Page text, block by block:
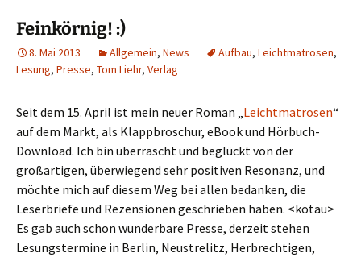
Feinkörnig! :)
8. Mai 2013 Allgemein, News Aufbau, Leichtmatrosen,
Lesung, Presse, Tom Liehr, Verlag
Seit dem 15. April ist mein neuer Roman „ Leichtmatrosen“
auf dem Markt, als Klappbroschur, eBook und Hörbuch-
Download. Ich bin überrascht und beglückt von der
großartigen, überwiegend sehr positiven Resonanz, und
möchte mich auf diesem Weg bei allen bedanken, die
Leserbriefe und Rezensionen geschrieben haben. <kotau>
Es gab auch schon wunderbare Presse, derzeit stehen
Lesungstermine in Berlin, Neustrelitz, Herbrechtigen,